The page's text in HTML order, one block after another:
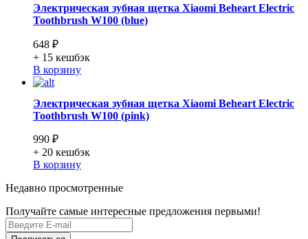
Электрическая зубная щетка Xiaomi Beheart Electric
Toothbrush W100 (blue)
648 ₽
+ 15 кешбэк
В корзину
Электрическая зубная щетка Xiaomi Beheart Electric
Toothbrush W100 (pink)
990 ₽
+ 20 кешбэк
В корзину
Недавно просмотренные
Получайте самые интересные предложения первыми!